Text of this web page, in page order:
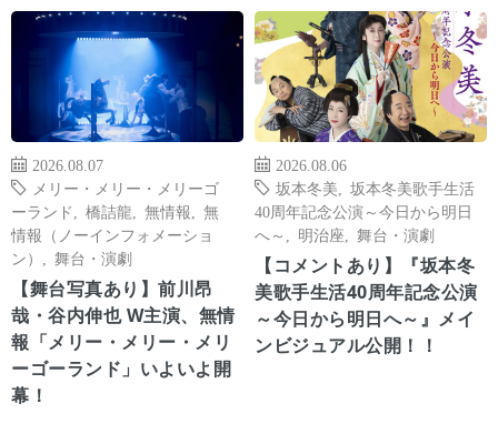
2026.08.07
メリー・メリー・メリーゴ
ーランド
橋詰龍 無情報
無
情報（ノーインフォメーショ
ン）
舞台・演劇
【舞台写真あり】前川昂
哉・谷内伸也 W主演、無情
報「メリー・メリー・メリ
ーゴーランド」いよいよ開
幕！
2026.08.06
坂本冬美
坂本冬美歌手生活
40周年記念公演～今日から明日
へ～
明治座 舞台・演劇
【コメントあり】『坂本冬
美歌手生活40周年記念公演
～今日から明日へ～』メイ
ンビジュアル公開！！